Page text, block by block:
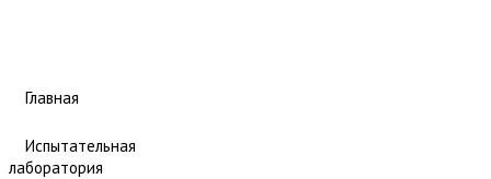
Главная
Испытательная
лаборатория